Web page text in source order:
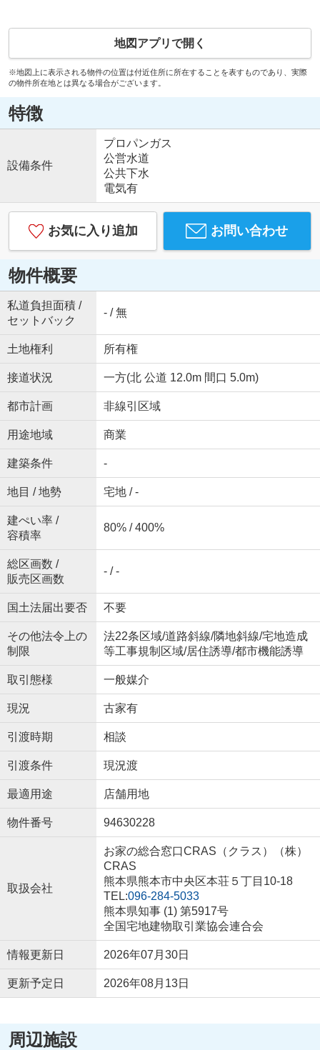
地図アプリで開く
※地図上に表示される物件の位置は付近住所に所在することを表すものであり、実際
の物件所在地とは異なる場合がございます。
特徴
設備条件
プロパンガス
公営水道
公共下水
電気有
お気に入り追加 お問い合わせ
物件概要
私道負担面積 /
セットバック
- / 無
土地権利 所有権
接道状況 一方(北 公道 12.0m 間口 5.0m)
都市計画 非線引区域
用途地域 商業
建築条件 -
地目 / 地勢 宅地 / -
建ぺい率 /
容積率
80% / 400%
総区画数 /
販売区画数
- / -
国土法届出要否 不要
その他法令上の
制限
法22条区域/道路斜線/隣地斜線/宅地造成
等工事規制区域/居住誘導/都市機能誘導
取引態様 一般媒介
現況 古家有
引渡時期 相談
引渡条件 現況渡
最適用途 店舗用地
物件番号 94630228
取扱会社
お家の総合窓口CRAS（クラス）（株）
CRAS
熊本県熊本市中央区本荘５丁目10-18
TEL:096-284-5033
熊本県知事 (1) 第5917号
全国宅地建物取引業協会連合会
情報更新日 2026年07月30日
更新予定日 2026年08月13日
周辺施設